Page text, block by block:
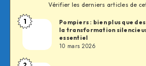
Vérifier les derniers articles de
Fabien
1
Pompiers : bien plus que
la transformation
essentiel
10 mars 2026